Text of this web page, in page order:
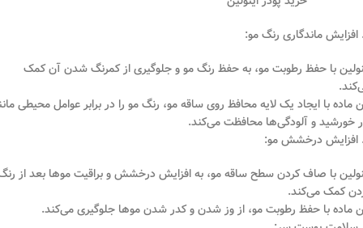
با حفظ رطوبت مو، به حفظ رنگ مو و جلوگیری از کمرنگ شدن آن کمک
ماده با ایجاد یک لایه محافظ روی ساقه مو، رنگ مو را در برابر عوامل محیطی
خورشید و آلودگی‌ها محافظت می‌کند.
با صاف کردن سطح ساقه مو، به افزایش درخشش و براقیت موها بعد از
کمک می‌کند.
ماده با حفظ رطوبت مو، از وز شدن و کدر شدن موها جلوگیری می‌کند.